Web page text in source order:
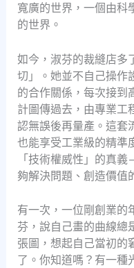
寬廣的世界，一個由科
的世界。
如今，淑芬的裁縫店多
切」。她並不自己操作
的合作關係，每次接到
計圖傳過去，由專業工
認無誤後再量產。這套
也能享受工業級的精準
「技術權威性」的真
夠解決問題、創造價值
有一次，一位剛創業的
芬，說自己畫的曲線總
張圖，想起自己當初的
了。你知道嗎？有一種